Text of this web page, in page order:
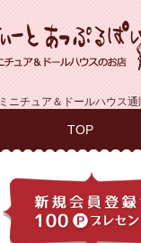
ミニチュア＆ドールハウス
TOP